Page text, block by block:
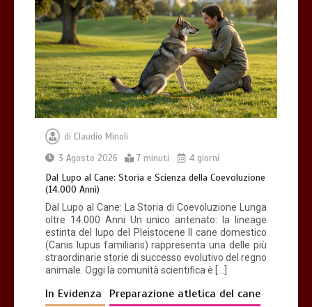
Giochi di attivazione mentale – il
piatto gioco liv.2 trixie
4 minuti
Dal Lupo al Cane: Storia e Scienza della
Coevoluzione (14.000 Anni)
di Claudio Minoli
3 Agosto 2026
7 minuti 4 giorni
Dal Lupo al Cane: Storia e Scienza della Coevoluzione
(14.000 Anni)
Dal Lupo al Cane: La Storia di Coevoluzione Lunga
oltre 14.000 Anni Un unico antenato: la lineage
estinta del lupo del Pleistocene Il cane domestico
(Canis lupus familiaris) rappresenta una delle più
straordinarie storie di successo evolutivo del regno
animale. Oggi la comunità scientifica è […]
In Evidenza Preparazione atletica del cane